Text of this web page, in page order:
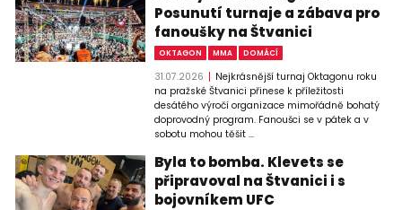
Posunutí turnaje a zábava pro
fanoušky na Štvanici
OKTAGON MMA DOMÁCÍ
31.07.2026
Nejkrásnější turnaj Oktagonu roku
na pražské Štvanici přinese k příležitosti
desátého výročí organizace mimořádně bohatý
doprovodný program. Fanoušci se v pátek a v
sobotu mohou těšit ...
Byla to bomba. Klevets se
připravoval na Štvanici i s
bojovníkem UFC